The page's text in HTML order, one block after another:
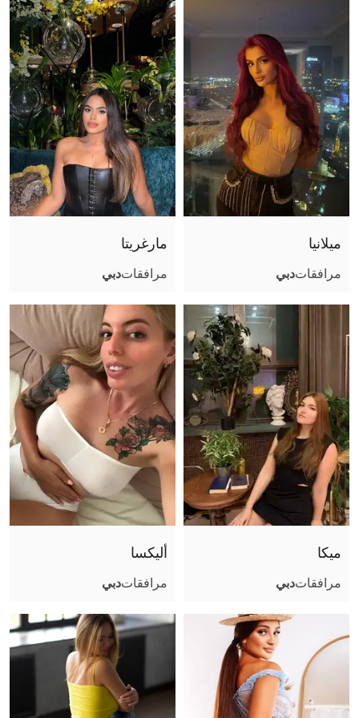
ميلانيا
مرافقاتدبي
مارغريتا
مرافقاتدبي
ميكا
مرافقاتدبي
أليكسا
مرافقاتدبي
موثقة